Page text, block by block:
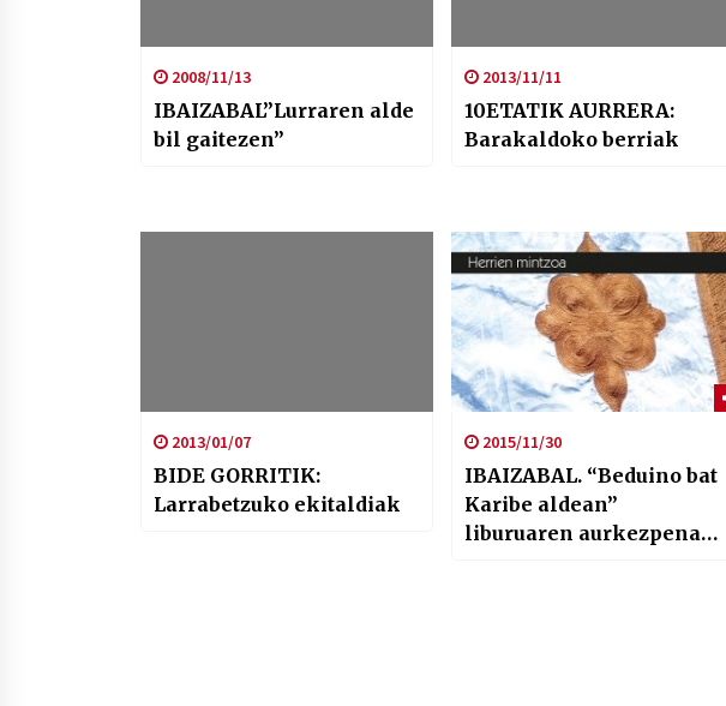
2008/11/13
IBAIZABAL”Lurraren alde
bil gaitezen”
2013/11/11
10ETATIK AURRERA:
Barakaldoko berriak
2013/01/07
BIDE GORRITIK:
Larrabetzuko ekitaldiak
2015/11/30
IBAIZABAL. “Beduino bat
Karibe aldean”
liburuaren aurkezpena